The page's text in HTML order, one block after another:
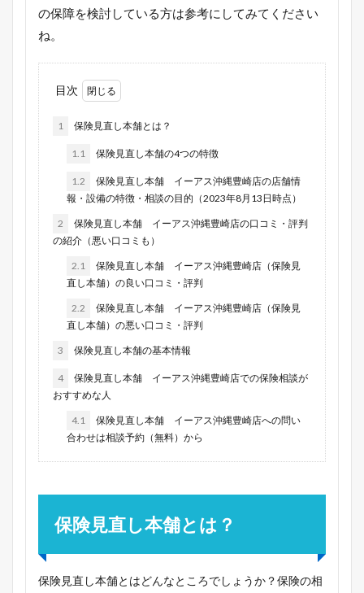
の保障を検討している方は参考にしてみてください
ね。
目次
1 保険見直し本舗とは？
1.1 保険見直し本舗の4つの特徴
1.2
保険見直し本舗 イーアス沖縄豊崎店の店舗情
報・設備の特徴・相談の目的（2023年8月13日時点）
2
保険見直し本舗 イーアス沖縄豊崎店の口コミ・評判
の紹介（悪い口コミも）
2.1
保険見直し本舗 イーアス沖縄豊崎店（保険見
直し本舗）の良い口コミ・評判
2.2
保険見直し本舗 イーアス沖縄豊崎店（保険見
直し本舗）の悪い口コミ・評判
3 保険見直し本舗の基本情報
4
保険見直し本舗 イーアス沖縄豊崎店での保険相談が
おすすめな人
4.1
保険見直し本舗 イーアス沖縄豊崎店への問い
合わせは相談予約（無料）から
保険見直し本舗とは？
保険見直し本舗とはどんなところでしょうか？保険の相